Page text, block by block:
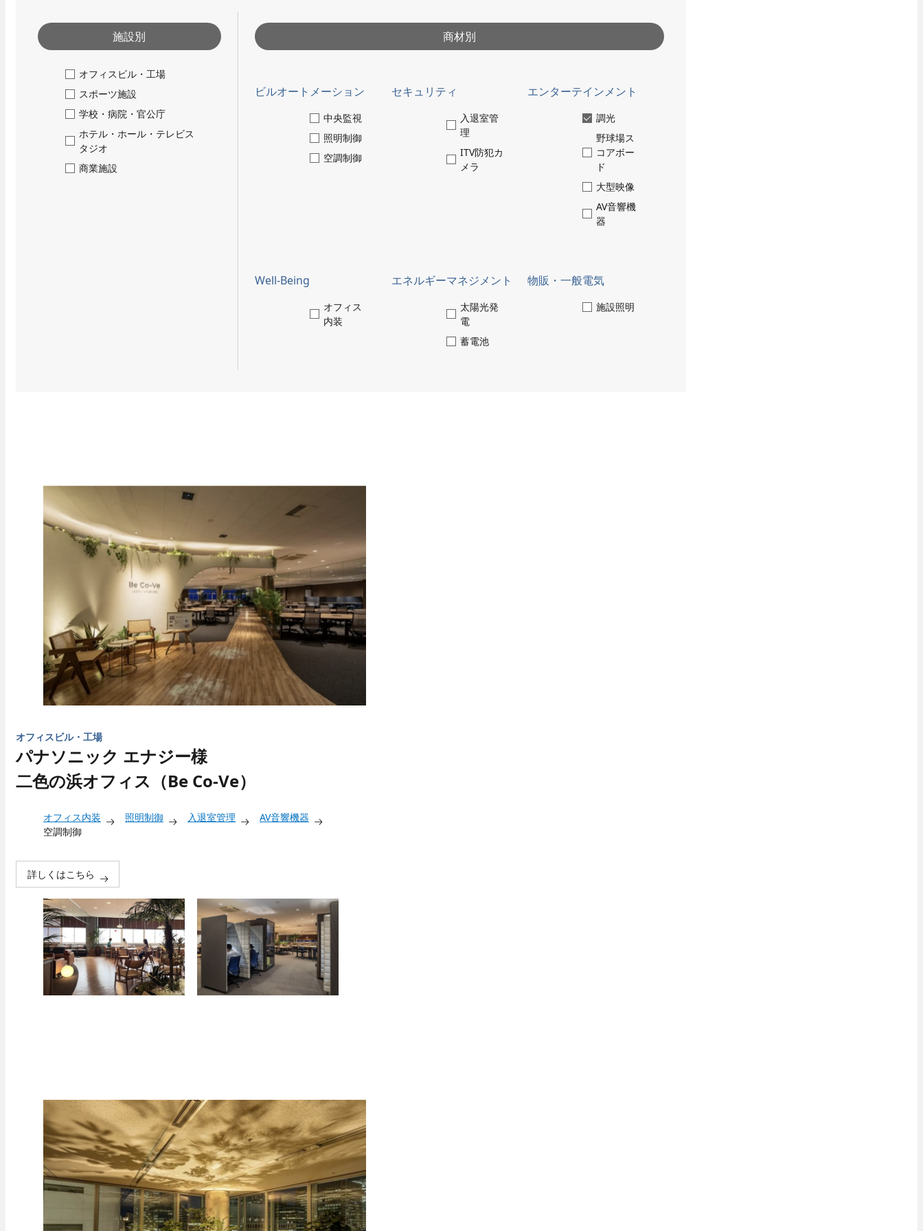
施設別
オフィスビル・工場
スポーツ施設
学校・病院・官公庁
ホテル・ホール・テレビス
タジオ
商業施設
商材別
ビルオートメーション
中央監視
照明制御
空調制御
セキュリティ
入退室管
理
ITV防犯カ
メラ
エンターテインメント
調光
野球場ス
コアボー
ド
大型映像
AV音響機
器
Well-Being
オフィス
内装
エネルギーマネジメント
太陽光発
電
蓄電池
物販・一般電気
施設照明
オフィスビル・工場
パナソニック エナジー様
二色の浜オフィス（Be Co-Ve）
オフィス内装 照明制御 入退室管理
AV音響機器
空調制御
詳しくはこちら
数字で見るパナソニック
EWエンジニアリング
福利厚生・各種制度